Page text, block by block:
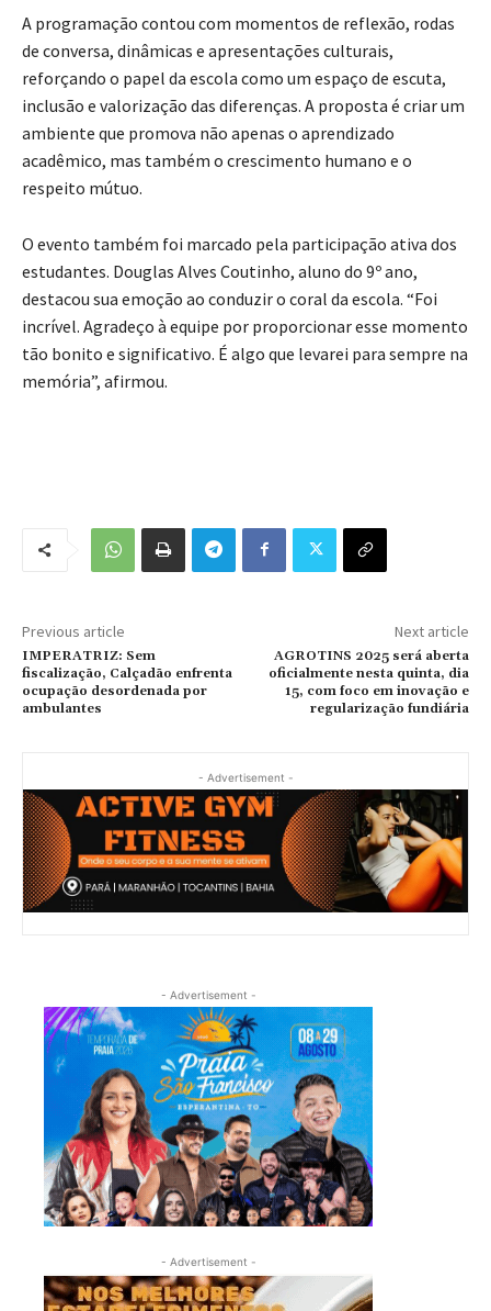
A programação contou com momentos de reflexão, rodas
de conversa, dinâmicas e apresentações culturais,
reforçando o papel da escola como um espaço de escuta,
inclusão e valorização das diferenças. A proposta é criar um
ambiente que promova não apenas o aprendizado
acadêmico, mas também o crescimento humano e o
respeito mútuo.
O evento também foi marcado pela participação ativa dos
estudantes. Douglas Alves Coutinho, aluno do 9º ano,
destacou sua emoção ao conduzir o coral da escola. “Foi
incrível. Agradeço à equipe por proporcionar esse momento
tão bonito e significativo. É algo que levarei para sempre na
memória”, afirmou.
Previous article
IMPERATRIZ: Sem
fiscalização, Calçadão enfrenta
ocupação desordenada por
ambulantes
Next article
AGROTINS 2025 será aberta
oficialmente nesta quinta, dia
15, com foco em inovação e
regularização fundiária
- Advertisement -
- Advertisement -
- Advertisement -